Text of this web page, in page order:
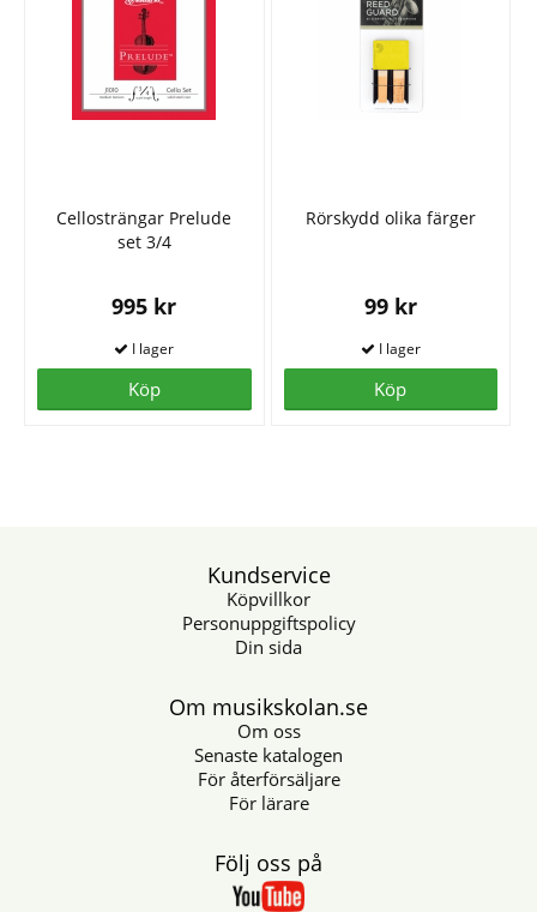
Cellosträngar Prelude
set 3/4
995 kr
Köp
Rörskydd olika färger
99 kr
Köp
Kundservice
Köpvillkor
Personuppgiftspolicy
Din sida
Om musikskolan.se
Om oss
Senaste katalogen
För återförsäljare
För lärare
Följ oss på